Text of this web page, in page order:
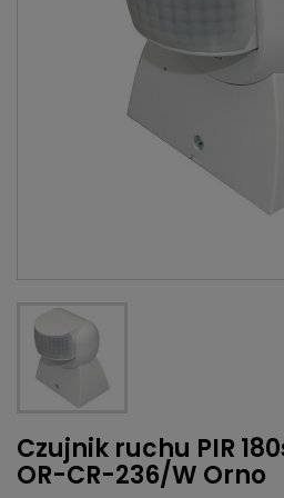
Czujnik ruchu PIR
OR-CR-236/W Orno